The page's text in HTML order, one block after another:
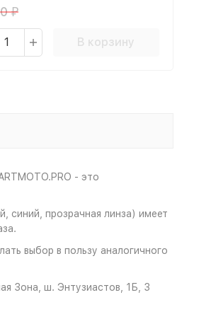
₽
В корзину
- это
синий, прозрачная линза) имеет
выбор в пользу аналогичного
Зона, ш. Энтузиастов, 1Б, 3